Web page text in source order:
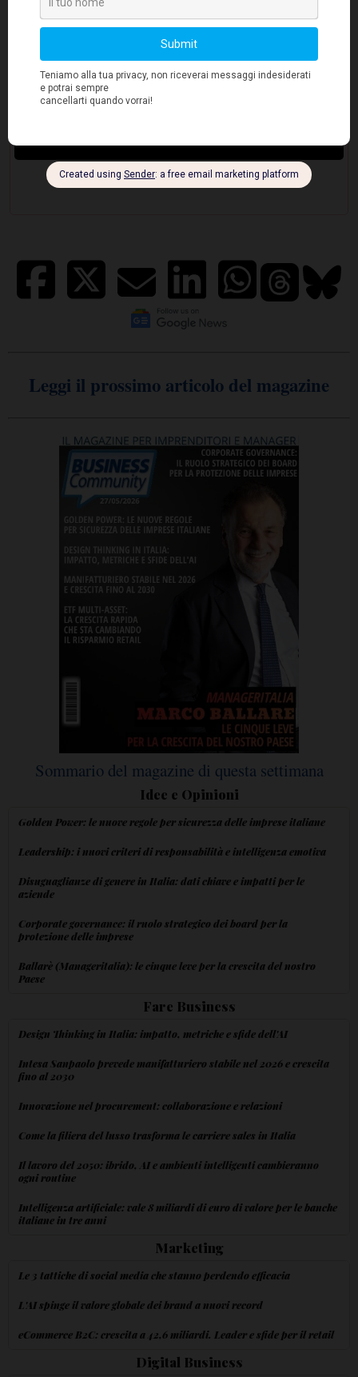
Leggi il prossimo articolo del magazine
Sommario del magazine di questa settimana
Idee e Opinioni
Golden Power: le nuove regole per sicurezza delle imprese italiane
Leadership: i nuovi criteri di responsabilità e intelligenza emotiva
Disuguaglianze di genere in Italia: dati chiave e impatti per le
aziende
Corporate governance: il ruolo strategico dei board per la
protezione delle imprese
Ballarè (Manageritalia): le cinque leve per la crescita del nostro
Paese
Fare Business
Design Thinking in Italia: impatto, metriche e sfide dell'AI
Intesa Sanpaolo prevede manifatturiero stabile nel 2026 e crescita
fino al 2030
Innovazione nel procurement: collaborazione e relazioni
Come la filiera del lusso trasforma le carriere sales in Italia
Il lavoro del 2050: ibrido, AI e ambienti intelligenti cambieranno
ogni routine
Intelligenza artificiale: vale 8 miliardi di euro di valore per le banche
italiane in tre anni
Marketing
Le 3 tattiche di social media che stanno perdendo efficacia
L'AI spinge il valore globale dei brand a nuovi record
eCommerce B2C: crescita a 42,6 miliardi. Leader e sfide per il retail
Digital Business